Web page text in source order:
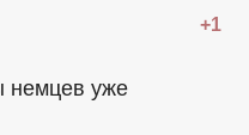
+1
немцев уже